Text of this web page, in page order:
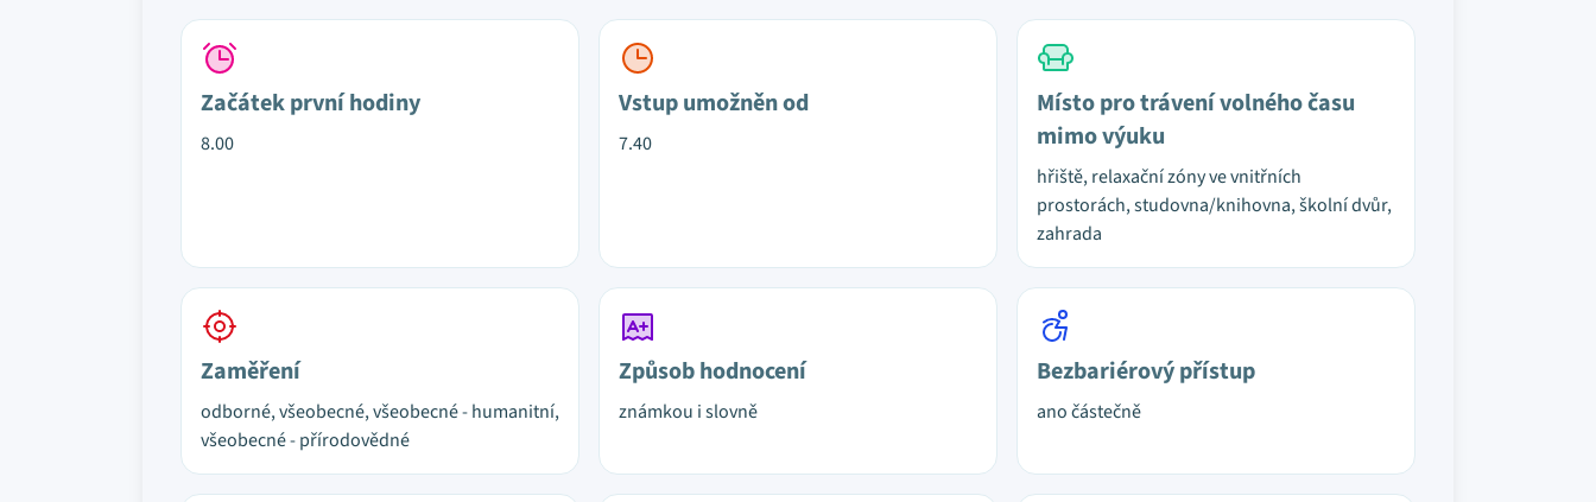
Začátek první hodiny
8.00
Vstup umožněn od
7.40
Místo pro trávení volného času
mimo výuku
hřiště, relaxační zóny ve vnitřních
prostorách, studovna/knihovna, školní dvůr,
zahrada
Zaměření
odborné, všeobecné, všeobecné - humanitní,
všeobecné - přírodovědné
Způsob hodnocení
známkou i slovně
Bezbariérový přístup
ano částečně